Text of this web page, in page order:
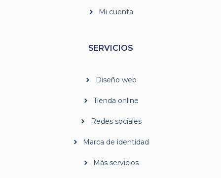
Mi cuenta
SERVICIOS
Diseño web
Tienda online
Redes sociales
Marca de identidad
Más servicios